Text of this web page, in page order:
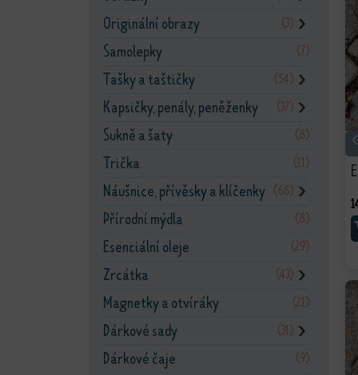
Originální obrazy (3) ❯
Samolepky (7)
Tašky a taštičky (54) ❯
Kapsičky, penály, peněženky (37) ❯
Sukně a šaty (8)
Trička (11)
Náušnice, přívěsky a klíčenky (68) ❯
Přírodní mýdla (8)
Esenciální oleje (29)
Zrcátka (43) ❯
Magnetky a otvíráky (21)
Dárkové sady (31) ❯
Dárkové čaje (9)